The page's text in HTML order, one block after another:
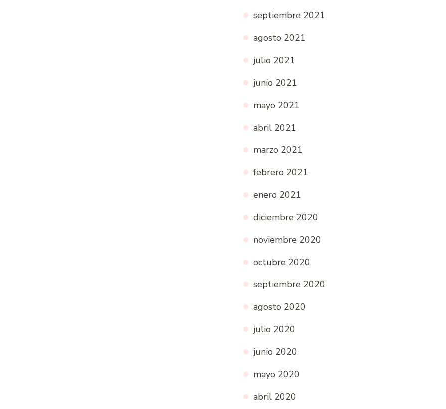
septiembre 2021
agosto 2021
julio 2021
junio 2021
mayo 2021
abril 2021
marzo 2021
febrero 2021
enero 2021
diciembre 2020
noviembre 2020
octubre 2020
septiembre 2020
agosto 2020
julio 2020
junio 2020
mayo 2020
abril 2020